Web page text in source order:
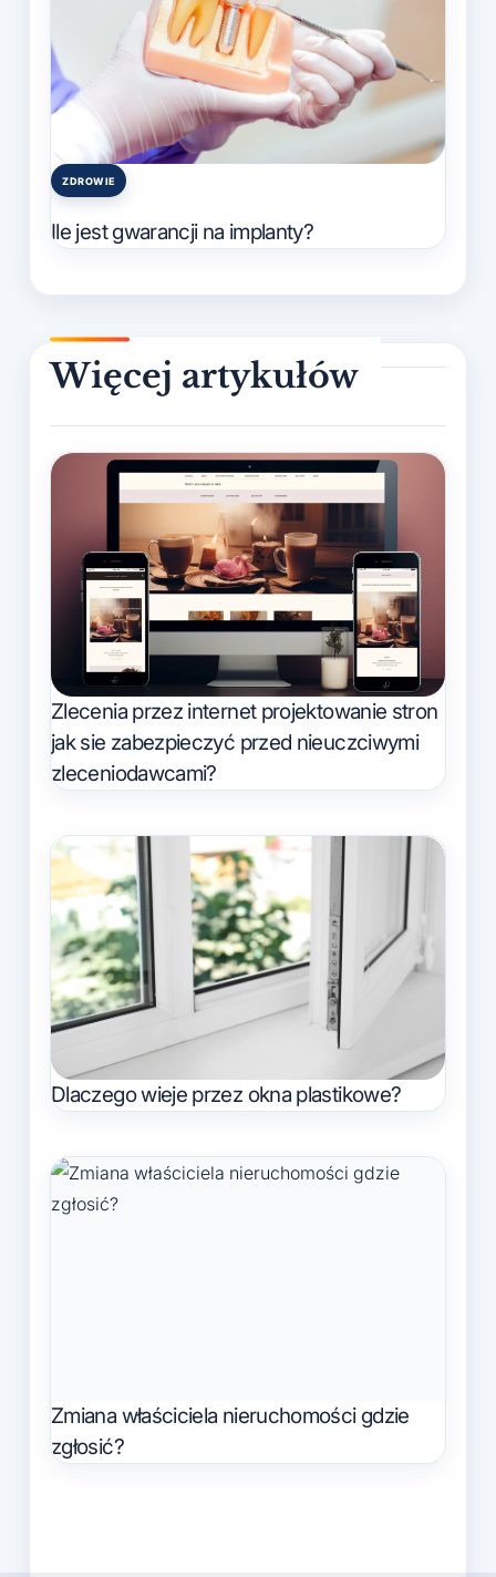
Posted
ZDROWIE
Ile jest gwarancji na implanty?
Zlecenia przez internet projektowanie stron
jak sie zabezpieczyć przed nieuczciwymi
zleceniodawcami?
Dlaczego wieje przez okna plastikowe?
Zmiana właściciela nieruchomości gdzie
zgłosić?